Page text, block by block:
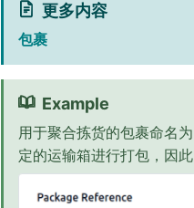
更多内容
包裹
Example
用于聚合拣货的包裹命名为
定的运输箱进行打包，因此